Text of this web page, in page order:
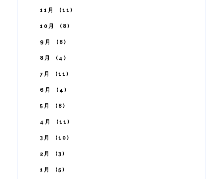
11月 11
10月 8
9月 8
8月 4
7月 11
6月 4
5月 8
4月 11
3月 10
2月 3
1月 5